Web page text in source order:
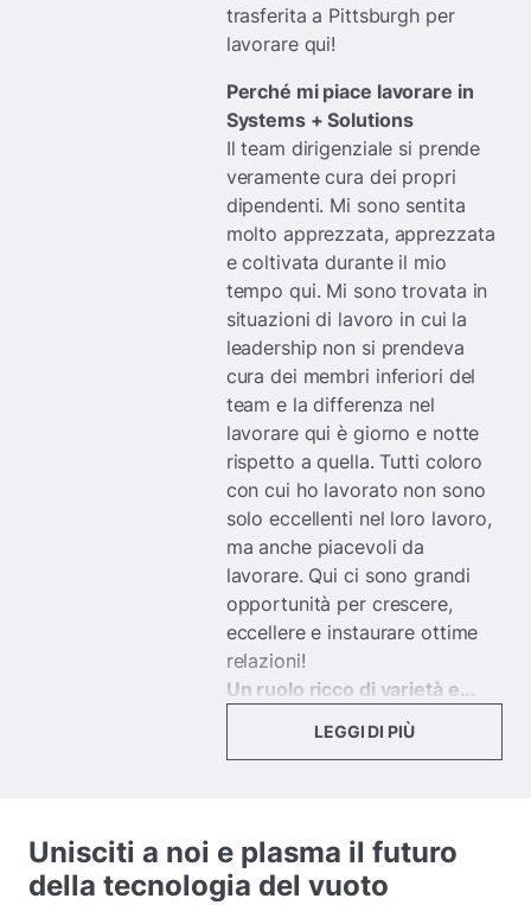
trasferita a Pittsburgh per
lavorare qui!
Perché mi piace lavorare in
Systems + Solutions
Il team dirigenziale si prende
veramente cura dei propri
dipendenti. Mi sono sentita
molto apprezzata, apprezzata
e coltivata durante il mio
tempo qui. Mi sono trovata in
situazioni di lavoro in cui la
leadership non si prendeva
cura dei membri inferiori del
team e la differenza nel
lavorare qui è giorno e notte
rispetto a quella. Tutti coloro
con cui ho lavorato non sono
solo eccellenti nel loro lavoro,
ma anche piacevoli da
lavorare. Qui ci sono grandi
opportunità per crescere,
eccellere e instaurare ottime
relazioni!
Un ruolo ricco di varietà e...
LEGGI DI PIÙ
Unisciti a noi e plasma il futuro
della tecnologia del vuoto